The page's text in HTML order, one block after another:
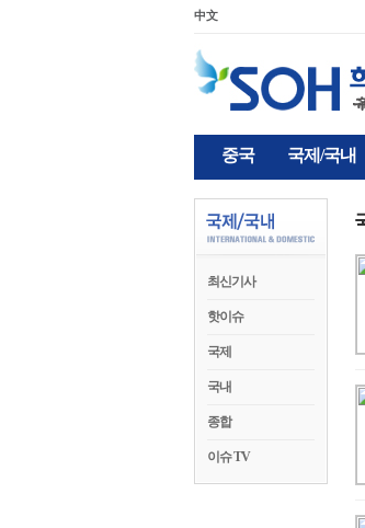
中文
중국 국제/국내
최신기사
핫이슈
국제
국내
종합
이슈 TV